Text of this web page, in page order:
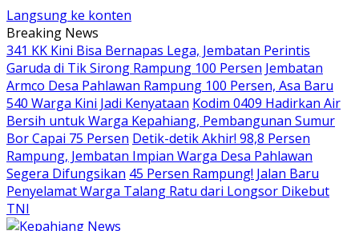
Langsung ke konten
Breaking News
341 KK Kini Bisa Bernapas Lega, Jembatan Perintis
Garuda di Tik Sirong Rampung 100 Persen Jembatan
Armco Desa Pahlawan Rampung 100 Persen, Asa Baru
540 Warga Kini Jadi Kenyataan Kodim 0409 Hadirkan Air
Bersih untuk Warga Kepahiang, Pembangunan Sumur
Bor Capai 75 Persen Detik-detik Akhir! 98,8 Persen
Rampung, Jembatan Impian Warga Desa Pahlawan
Segera Difungsikan 45 Persen Rampung! Jalan Baru
Penyelamat Warga Talang Ratu dari Longsor Dikebut
TNI